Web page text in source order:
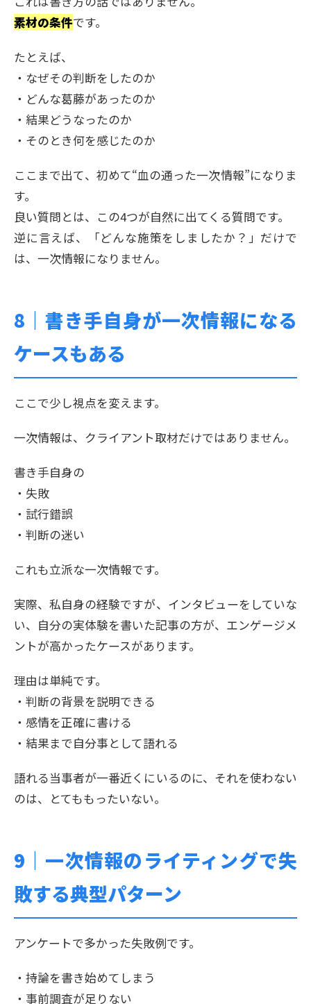
素材の条件です。
たとえば、
・なぜその判断をしたのか
・どんな葛藤があったのか
・結果どうなったのか
・そのとき何を感じたのか
ここまで出て、初めて“血の通った一次情報”になりま
す。
良い質問とは、この4つが自然に出てくる質問です。
逆に言えば、「どんな施策をしましたか？」だけで
は、一次情報になりません。
8｜ 書き手自身が一次情報になる
ケースもある
ここで少し視点を変えます。
一次情報は、クライアント取材だけではありません。
書き手自身の
・失敗
・試行錯誤
・判断の迷い
これも立派な一次情報です。
実際、私自身の経験ですが、インタビューをしていな
い、自分の実体験を書いた記事の方が、エンゲージメ
ントが高かったケースがあります。
理由は単純です。
・判断の背景を説明できる
・感情を正確に書ける
・結果まで自分事として語れる
語れる当事者が一番近くにいるのに、それを使わない
のは、とてももったいない。
9｜ 一次情報のライティングで失
敗する典型パターン
アンケートで多かった失敗例です。
・持論を書き始めてしまう
・事前調査が足りない